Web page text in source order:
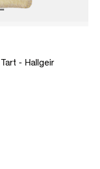
- Hallgeir